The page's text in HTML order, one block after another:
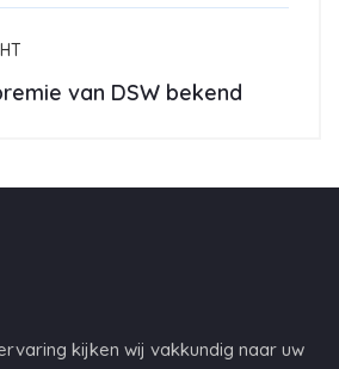
van DSW bekend
kijken wij vakkundig naar uw